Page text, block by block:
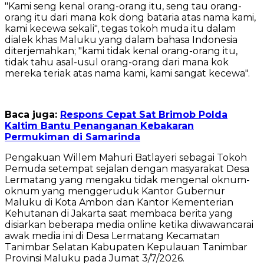
‎"Kami seng kenal orang-orang itu, seng tau orang-
orang itu dari mana kok dong bataria atas nama kami,
kami kecewa sekali", tegas tokoh muda itu dalam
dialek khas Maluku yang dalam bahasa Indonesia
diterjemahkan; "kami tidak kenal orang-orang itu,
tidak tahu asal-usul orang-orang dari mana kok
mereka teriak atas nama kami, kami sangat kecewa".
Baca juga: Respons Cepat Sat Brimob Polda
Kaltim Bantu Penanganan Kebakaran
Permukiman di Samarinda
‎Pengakuan Willem Mahuri Batlayeri sebagai Tokoh
Pemuda setempat sejalan dengan masyarakat Desa
Lermatang yang mengaku tidak mengenal oknum-
oknum yang menggeruduk Kantor Gubernur
Maluku di Kota Ambon dan Kantor Kementerian
Kehutanan di Jakarta saat membaca berita yang
disiarkan beberapa media online ketika diwawancarai
awak media ini di Desa Lermatang Kecamatan
Tanimbar Selatan Kabupaten Kepulauan Tanimbar
Provinsi Maluku pada Jumat 3/7/2026.